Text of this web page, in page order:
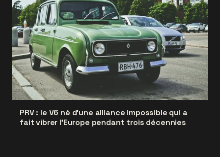
PRV : le V6 né d'une alliance impossible qui a
fait vibrer l'Europe pendant trois décennies